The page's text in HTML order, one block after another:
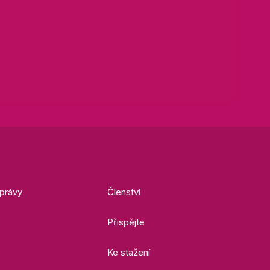
Členství
Přispějte
Ke stažení